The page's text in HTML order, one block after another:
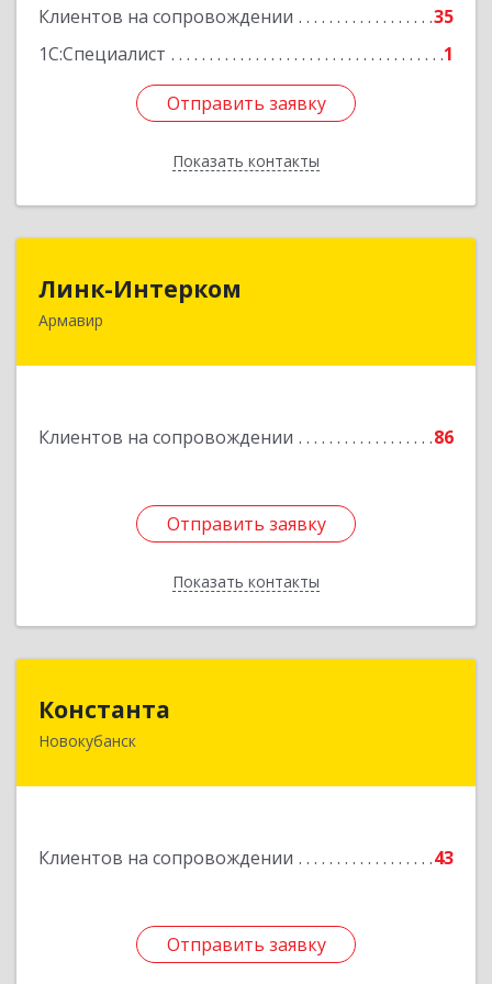
Клиентов на сопровождении
35
1С:Специалист
1
Отправить заявку
Показать контакты
Отправить заявку
Назад
Линк-Интерком
Армавир
Клиентов на сопровождении 86
Отправить заявку
Показать контакты
Подробнее
Отправить заявку
Назад
Константа
Новокубанск
Клиентов на сопровождении 43
Отправить заявку
352240, Краснодарский край, Новокубанск г,
Отправить заявку